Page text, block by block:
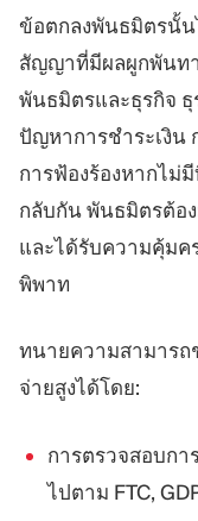
ข้อตกลงพันธมิตรนั้
สัญญาที่มีผลผูกพันท
พันธมิตรและธุรกิจ ธุ
ปัญหาการชำระเงิ
การฟ้องร้องหากไม่
กลับกัน พันธมิตรต้อ
และได้รับความคุ้ม
พิพาท
ทนายความสามารถ
จ่ายสูงได้โดย:
การตรวจสอบก
ไปตาม FTC,